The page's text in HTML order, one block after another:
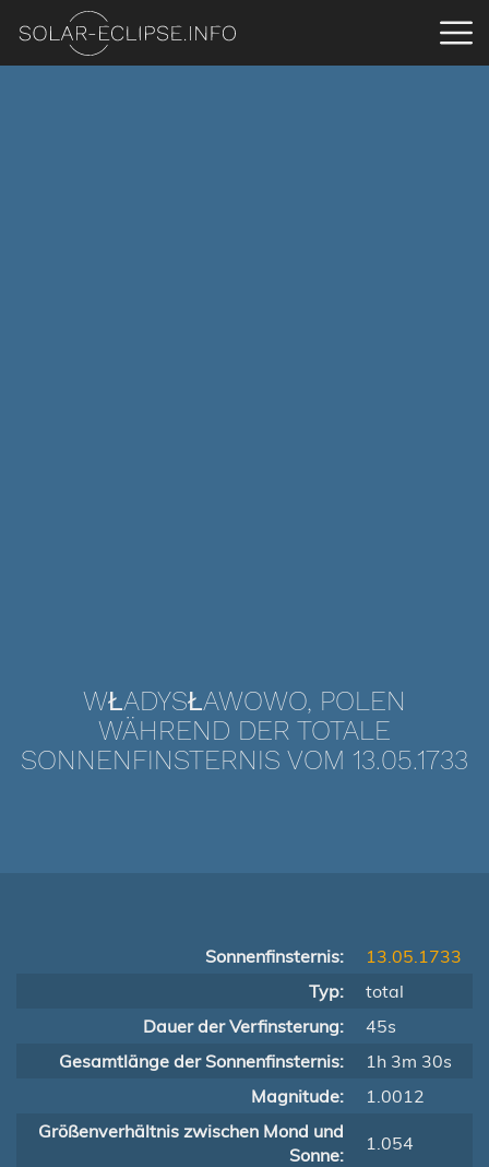
WŁADYSŁAWOWO, POLEN
WÄHREND DER TOTALE
SONNENFINSTERNIS VOM 13.05.1733
Sonnenfinsternis:
13.05.1733
Typ:
total
Dauer der Verfinsterung:
45s
Gesamtlänge der Sonnenfinsternis:
1h 3m 30s
Magnitude:
1.0012
Größenverhältnis zwischen Mond und
Sonne:
1.054